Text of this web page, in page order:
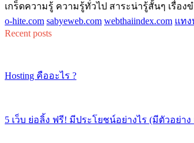
เกร็ดความรู้ ความรู้ทั่วไป สาระน่ารู้สั้นๆ เรื่อง
o-hite.com sabyeweb.com webthaiindex.com แทง
Recent posts
Hosting คืออะไร ?
5 เว็บ ย่อลิ้ง ฟรี! มีประโยชน์อย่างไร (มีตัวอย่า